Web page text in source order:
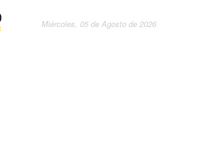
Miércoles, 05 de Agosto de 2026